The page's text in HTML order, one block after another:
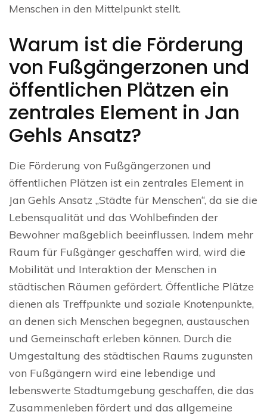
Menschen in den Mittelpunkt stellt.
Warum ist die Förderung
von Fußgängerzonen und
öffentlichen Plätzen ein
zentrales Element in Jan
Gehls Ansatz?
Die Förderung von Fußgängerzonen und
öffentlichen Plätzen ist ein zentrales Element in
Jan Gehls Ansatz „Städte für Menschen“, da sie die
Lebensqualität und das Wohlbefinden der
Bewohner maßgeblich beeinflussen. Indem mehr
Raum für Fußgänger geschaffen wird, wird die
Mobilität und Interaktion der Menschen in
städtischen Räumen gefördert. Öffentliche Plätze
dienen als Treffpunkte und soziale Knotenpunkte,
an denen sich Menschen begegnen, austauschen
und Gemeinschaft erleben können. Durch die
Umgestaltung des städtischen Raums zugunsten
von Fußgängern wird eine lebendige und
lebenswerte Stadtumgebung geschaffen, die das
Zusammenleben fördert und das allgemeine